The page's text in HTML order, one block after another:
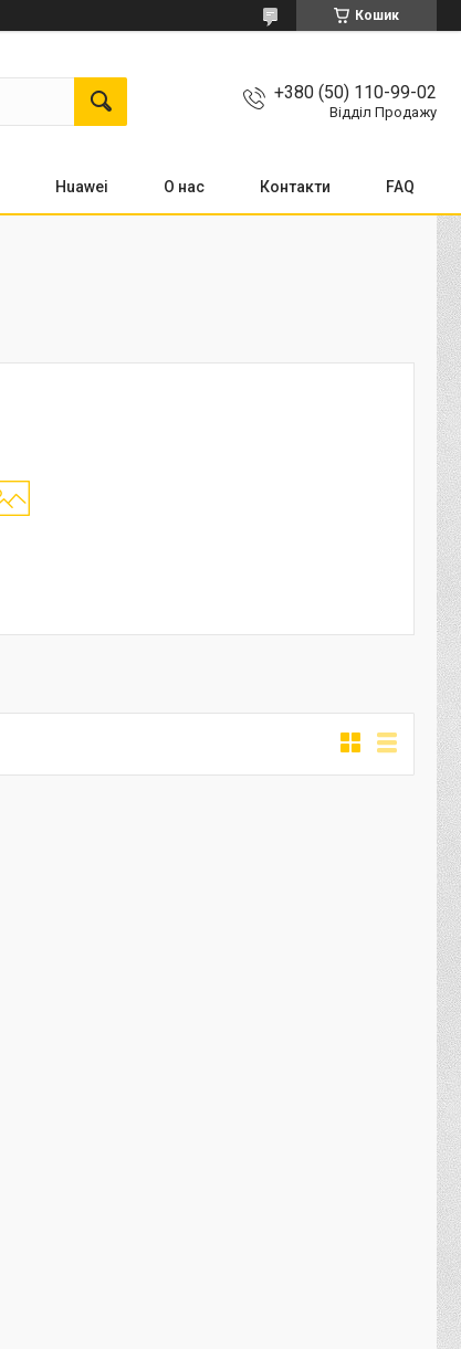
Кошик
+380 (50) 110-99-02
Відділ Продажу
Huawei О нас Контакти FAQ